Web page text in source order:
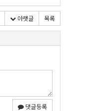
아랫글 목록
댓글등록